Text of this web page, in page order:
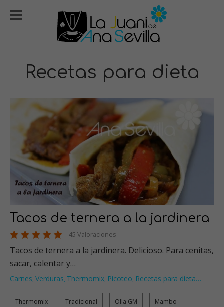
Recetas para dieta
Tacos de ternera a la jardinera
45 Valoraciones
Tacos de ternera a la jardinera. Delicioso. Para cenitas,
sacar, calentar y…
Carnes, Verduras, Thermomix, Picoteo, Recetas para dieta…
Thermomix Tradicional Olla GM Mambo